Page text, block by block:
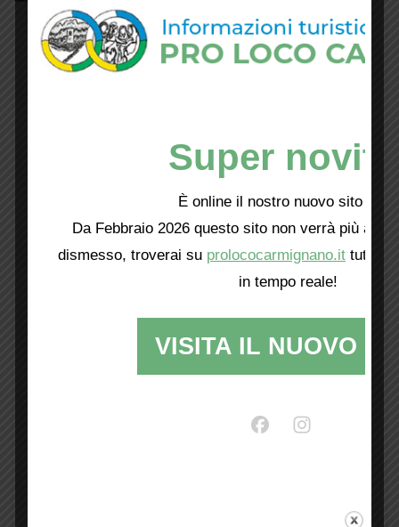
Super
È online il nostro nuovo sito web!
Da Febbraio 2026 questo sito non verrà più
dismesso, troverai su prolococarmignano.it tutti i
in tempo reale!
VISITA IL NUOVO